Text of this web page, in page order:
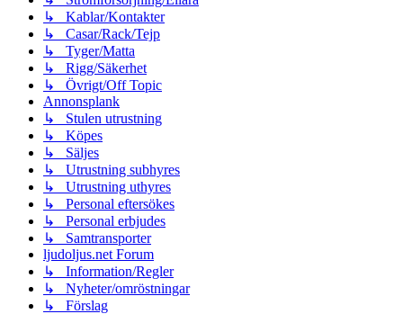
↳ Kablar/Kontakter
↳ Casar/Rack/Tejp
↳ Tyger/Matta
↳ Rigg/Säkerhet
↳ Övrigt/Off Topic
Annonsplank
↳ Stulen utrustning
↳ Köpes
↳ Säljes
↳ Utrustning subhyres
↳ Utrustning uthyres
↳ Personal eftersökes
↳ Personal erbjudes
↳ Samtransporter
ljudoljus.net Forum
↳ Information/Regler
↳ Nyheter/omröstningar
↳ Förslag